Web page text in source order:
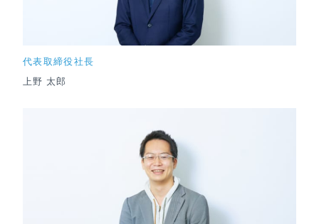
代表取締役社長
上野 太郎